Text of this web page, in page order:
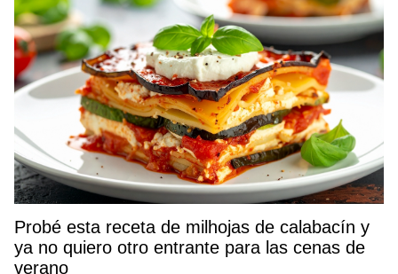
Probé esta receta de milhojas de calabacín y
ya no quiero otro entrante para las cenas de
verano